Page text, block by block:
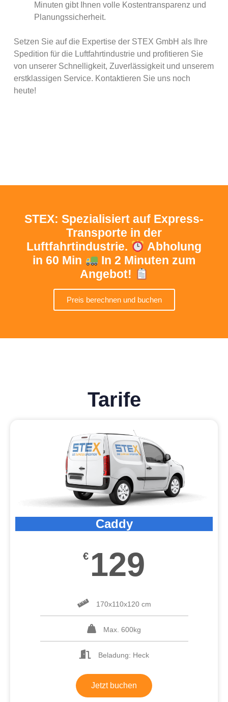
Minuten gibt Ihnen volle Kostentransparenz und
Planungssicherheit.
Setzen Sie auf die Expertise der STEX GmbH als Ihre
Spedition für die Luftfahrtindustrie und profitieren Sie
von unserer Schnelligkeit, Zuverlässigkeit und unserem
erstklassigen Service. Kontaktieren Sie uns noch
heute!
STEX: Spezialisiert auf Express-
Transporte in der
Luftfahrtindustrie.
Abholung
in 60 Min
In 2 Minuten zum
Angebot!
Preis berechnen und buchen
Tarife
Caddy
€ 129
170x110x120 cm
Max. 600kg
Beladung: Heck
Jetzt buchen